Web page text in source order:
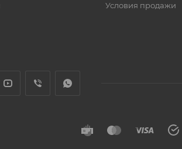
Условия продажи